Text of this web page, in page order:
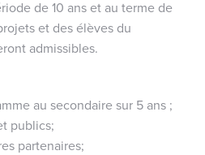
de 10 ans et au terme de
et des élèves du
admissibles.
au secondaire sur 5 ans ;
publics;
partenaires;